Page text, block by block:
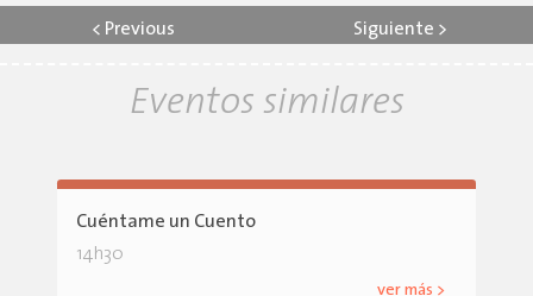
< Previous Siguiente >
Eventos similares
Cuéntame un Cuento
14h30
ver más >